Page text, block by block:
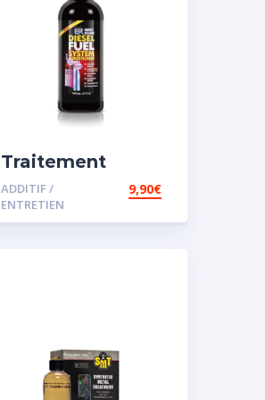
Traitement
carburant
spécial diesel
ADDITIF /
ENTRETIEN
9,90€